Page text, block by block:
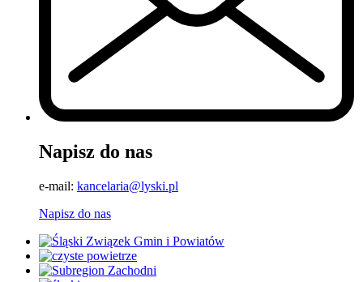
Napisz do nas
e-mail: kancelaria@lyski.pl
Napisz do nas